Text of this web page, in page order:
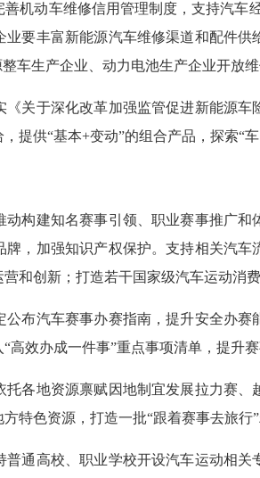
善机动车维修信用管理制度，支持汽
要丰富新能源汽车维修渠道和配件
车生产企业、动力电池生产企业开放
《关于深化改革加强监管促进新能源
提供“基本+变动”的组合产品，探索“车
动构建知名赛事引领、职业赛事推广
，加强知识产权保护。支持相关汽
和创新；打造若干国家级汽车运动消
公布汽车赛事办赛指南，提升安全办
效办成一件事”重点事项清单，提升赛
托各地资源禀赋因地制宜发展拉力赛
特色资源，打造一批“跟着赛事去旅行
普通高校、职业学校开设汽车运动相